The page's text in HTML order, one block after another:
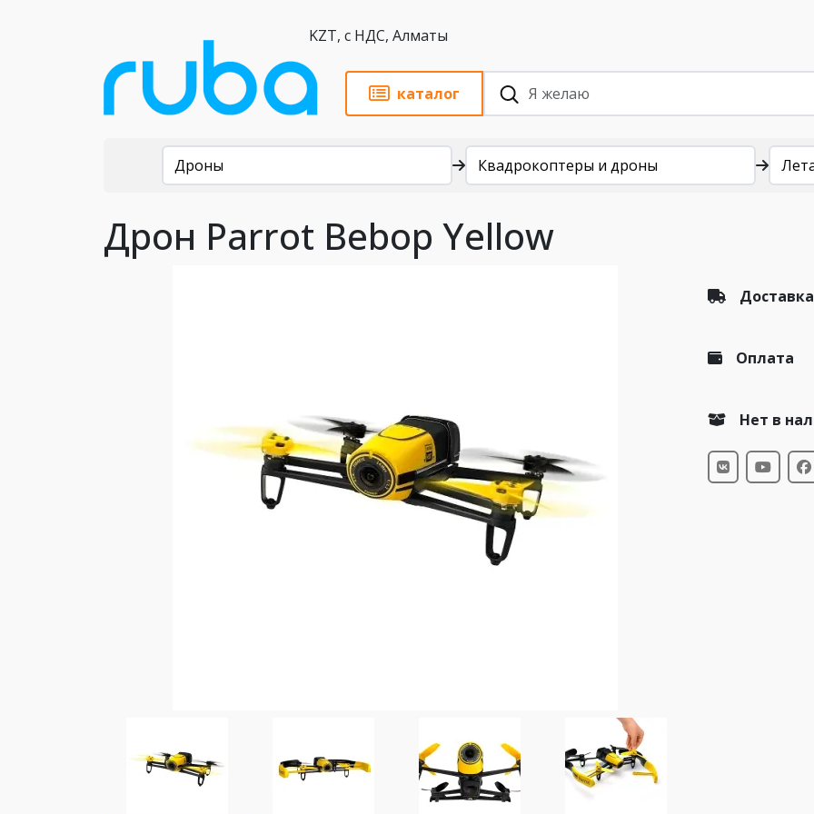
KZT, с НДС, Алматы
каталог
Каталог
Дроны Квадрокоптеры и дроны
Дрон Parrot Bebop Yellow
Доставка
Оплата
Нет в